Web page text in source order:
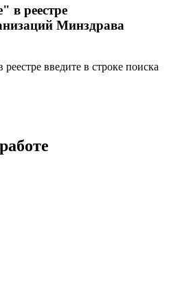
в реестре
Минздрава
введите в строке поиска